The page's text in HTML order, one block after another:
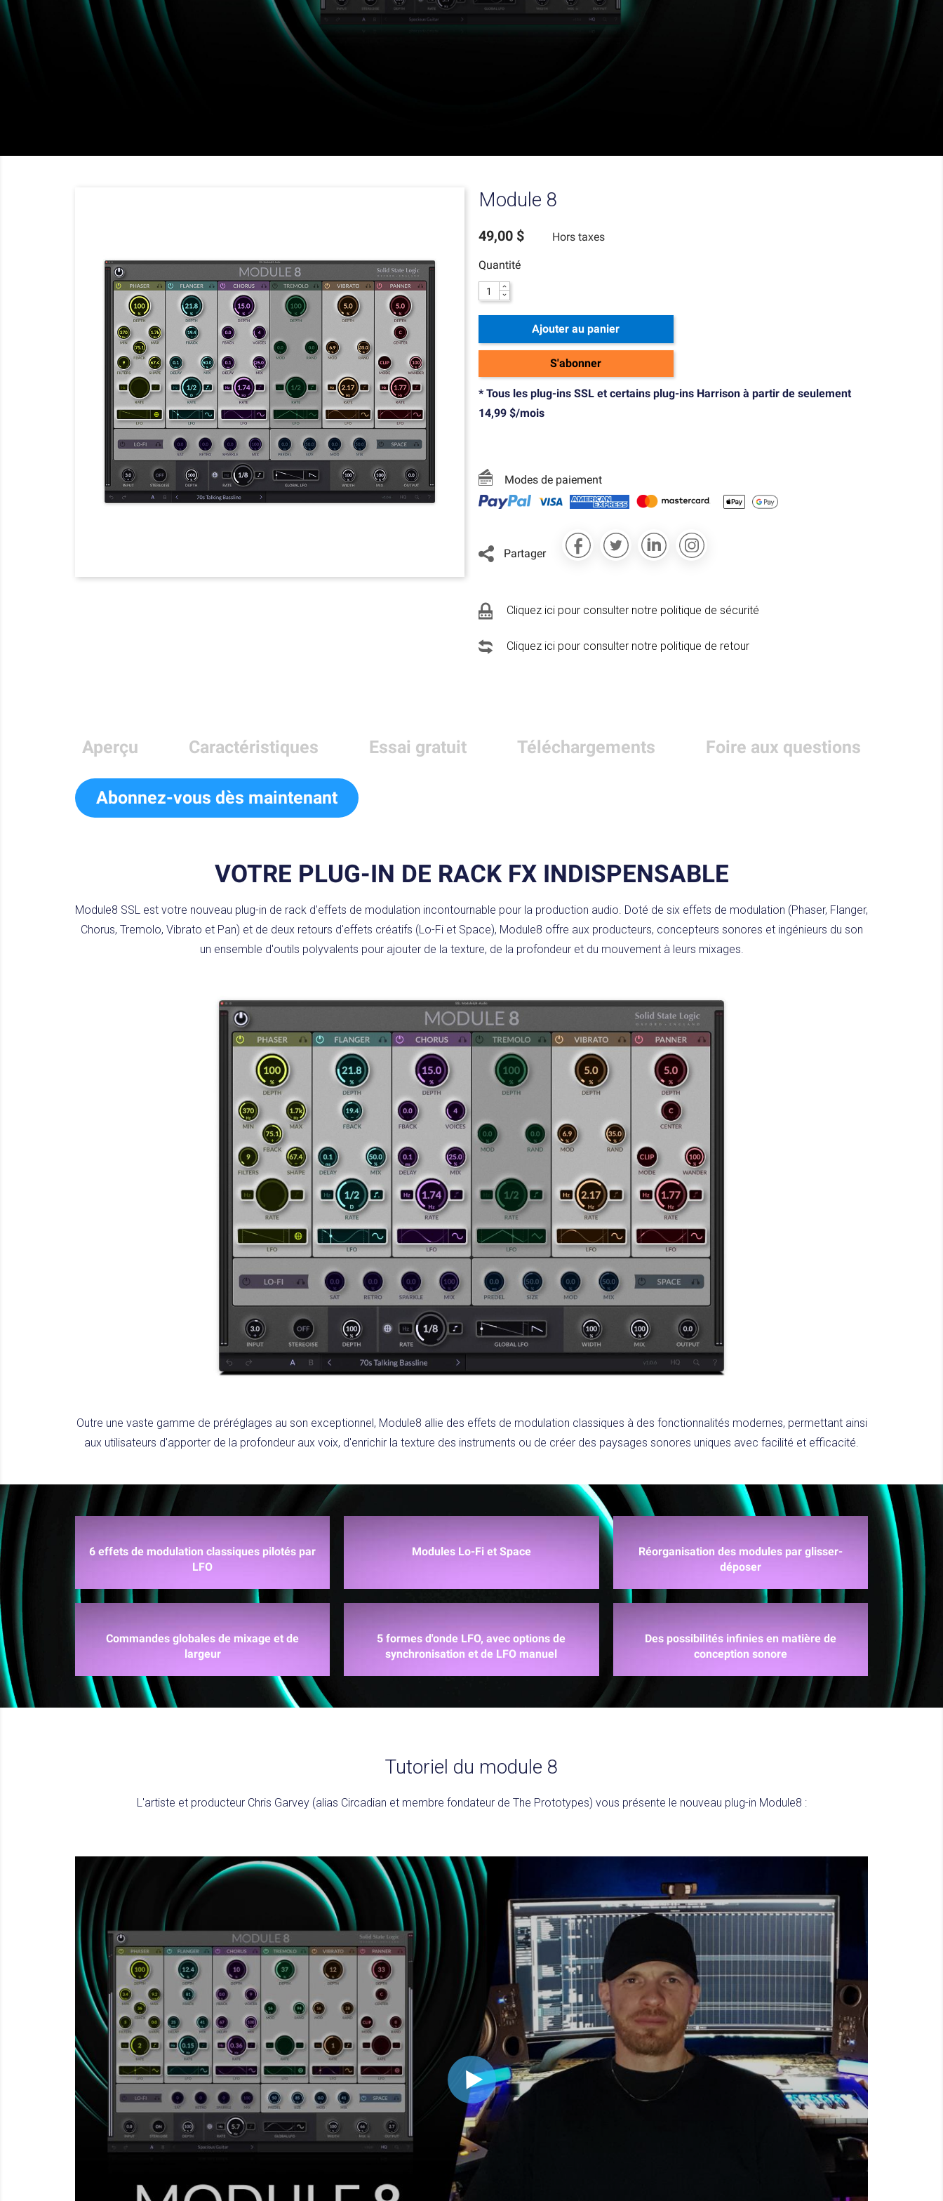
Module 8
49,00 $ Hors taxes
Quantité
Ajouter au panier
S'abonner
* Tous les plug-ins SSL et certains plug-ins Harrison à partir de seulement
14,99 $/mois
Modes de paiement
Partager
Cliquez ici pour consulter notre politique de sécurité
Cliquez ici pour consulter notre politique de retour
Aperçu Caractéristiques Essai gratuit Téléchargements Foire aux questions
Abonnez-vous dès maintenant
VOTRE PLUG-IN DE RACK FX INDISPENSABLE
Module8 SSL est votre nouveau plug-in de rack d'effets de modulation incontournable pour la production audio. Doté de six effets de modulation (Phaser, Flanger,
Chorus, Tremolo, Vibrato et Pan) et de deux retours d'effets créatifs (Lo-Fi et Space), Module8 offre aux producteurs, concepteurs sonores et ingénieurs du son
un ensemble d'outils polyvalents pour ajouter de la texture, de la profondeur et du mouvement à leurs mixages.
Outre une vaste gamme de préréglages au son exceptionnel, Module8 allie des effets de modulation classiques à des fonctionnalités modernes, permettant ainsi
aux utilisateurs d'apporter de la profondeur aux voix, d'enrichir la texture des instruments ou de créer des paysages sonores uniques avec facilité et efficacité.
6 effets de modulation classiques pilotés par
LFO
Modules Lo-Fi et Space
Réorganisation des modules par glisser-
déposer
Commandes globales de mixage et de
largeur
5 formes d'onde LFO, avec options de
synchronisation et de LFO manuel
Des possibilités infinies en matière de
conception sonore
Tutoriel du module 8
L'artiste et producteur Chris Garvey (alias Circadian et membre fondateur de The Prototypes) vous présente le nouveau plug-in Module8 :